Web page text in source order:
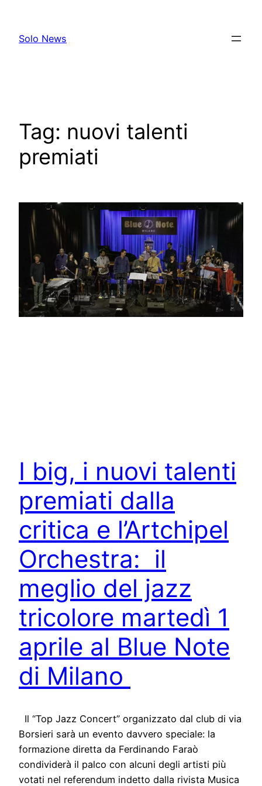
content
Solo News
Tag: nuovi talenti
premiati
I big, i nuovi talenti
premiati dalla
critica e l’Artchipel
Orchestra: il
meglio del jazz
tricolore martedì 1
aprile al Blue Note
di Milano
Il “Top Jazz Concert” organizzato dal club di via
Borsieri sarà un evento davvero speciale: la
formazione diretta da Ferdinando Faraò
condividerà il palco con alcuni degli artisti più
votati nel referendum indetto dalla rivista Musica